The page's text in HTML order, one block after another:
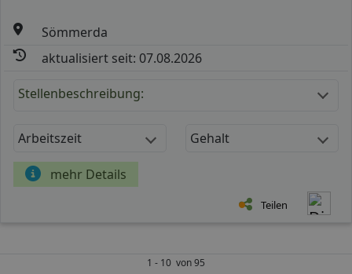
Sömmerda
aktualisiert seit: 07.08.2026
Stellenbeschreibung:
Arbeitszeit Gehalt
mehr Details
Teilen
1 - 10 von 95